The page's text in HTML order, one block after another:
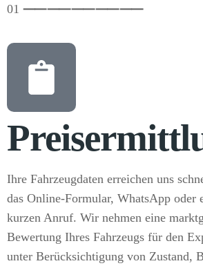
01 ⸺⸺⸺⸺⸺
Ihre Fahrzeugdaten erreichen uns
das Online-Formular, WhatsApp oder
kurzen Anruf. Wir nehmen eine
Bewertung Ihres Fahrzeugs für den
unter Berücksichtigung von Zustand,